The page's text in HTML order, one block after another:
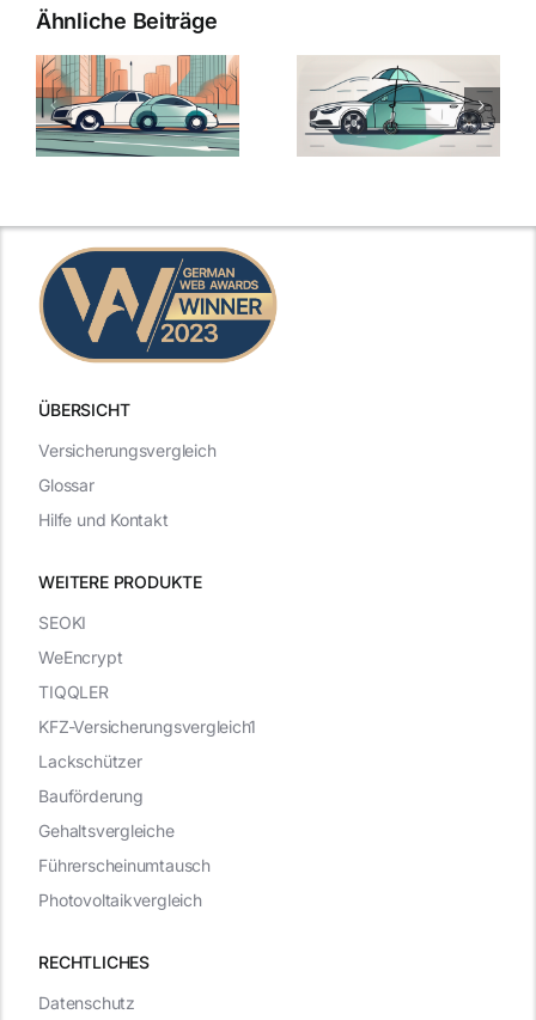
Ähnliche Beiträge
ÜBERSICHT
WEITERE PRODUKTE
RECHTLICHES
Versicherungsvergleich
Glossar
Hilfe und Kontakt
SEOKI
WeEncrypt
TIQQLER
KFZ-Versicherungsvergleich1
Lackschützer
Bauförderung
Gehaltsvergleiche
Führerscheinumtausch
Photovoltaikvergleich
Datenschutz